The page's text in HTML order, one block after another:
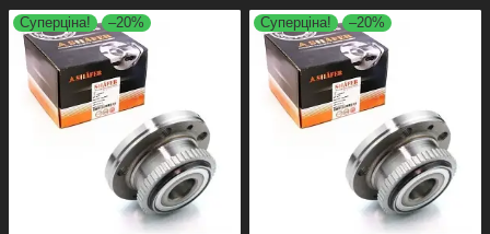
Суперціна! –20% Суперціна! –20%